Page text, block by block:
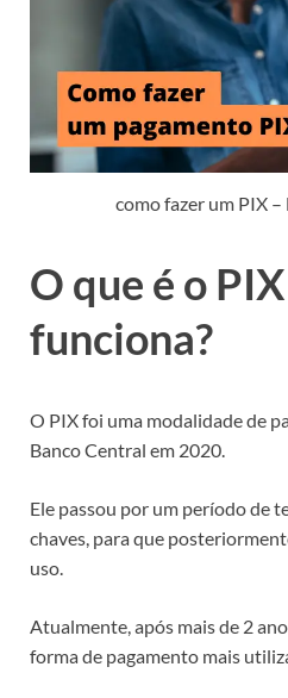
como fazer um PIX
O que é o
funciona?
O PIX foi uma modalidade de
Banco Central em 2020.
Ele passou por um período de
chaves, para que
uso.
Atualmente, após mais de 2
forma de pagamento mais